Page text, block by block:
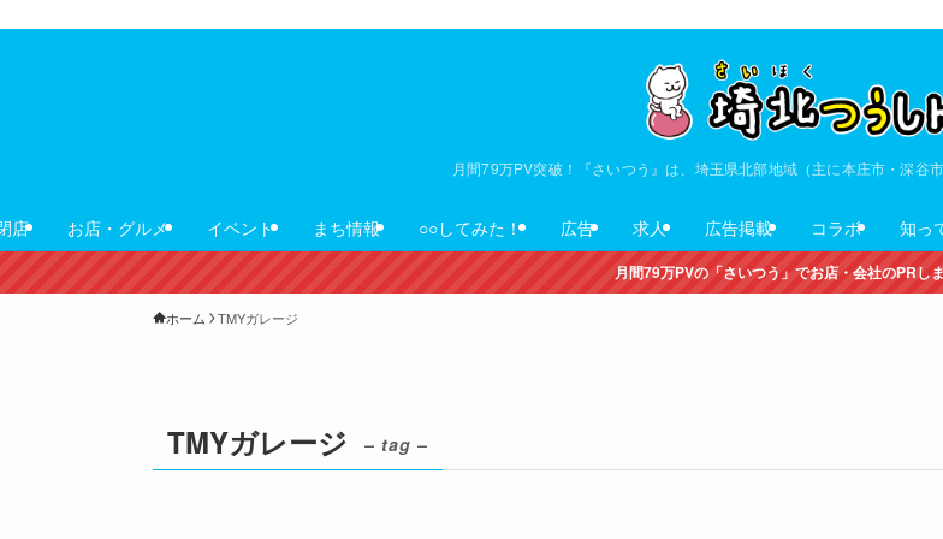
月間79万PV突破！『さいつう』は、埼玉県北部地域（主に本庄市・深谷
店 お店・グルメ イベント まち情報 ○○してみた！ 広告 求人 広告掲載 コラボ 知っ
月間79万PVの「さいつう」でお店・会社のPRし
ホーム TMYガレージ
TMYガレージ – tag –